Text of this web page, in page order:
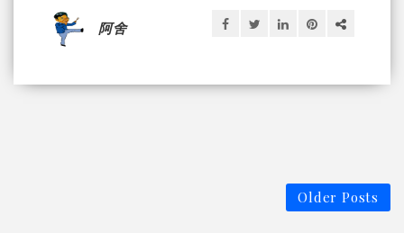
阿舍
Older Posts